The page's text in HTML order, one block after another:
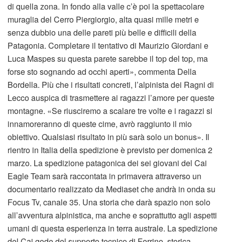
di quella zona. In fondo alla valle c’è poi la spettacolare
muraglia del Cerro Piergiorgio, alta quasi mille metri e
senza dubbio una delle pareti più belle e difficili della
Patagonia. Completare il tentativo di Maurizio Giordani e
Luca Maspes su questa parete sarebbe il top del top, ma
forse sto sognando ad occhi aperti», commenta Della
Bordella. Più che i risultati concreti, l’alpinista dei Ragni di
Lecco auspica di trasmettere ai ragazzi l’amore per queste
montagne. «Se riusciremo a scalare tre volte e i ragazzi si
innamoreranno di queste cime, avrò raggiunto il mio
obiettivo. Qualsiasi risultato in più sarà solo un bonus». Il
rientro in Italia della spedizione è previsto per domenica 2
marzo. La spedizione patagonica dei sei giovani del Cai
Eagle Team sarà raccontata in primavera attraverso un
documentario realizzato da Mediaset che andrà in onda su
Focus Tv, canale 35. Una storia che darà spazio non solo
all’avventura alpinistica, ma anche e soprattutto agli aspetti
umani di questa esperienza in terra australe. La spedizione